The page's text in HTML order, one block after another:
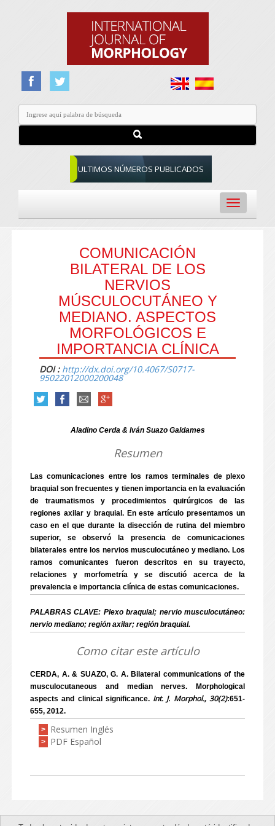
ULTIMOS NÚMEROS PUBLICADOS
Toggle
navigation
COMUNICACIÓN
BILATERAL DE LOS
NERVIOS
MÚSCULOCUTÁNEO Y
MEDIANO. ASPECTOS
MORFOLÓGICOS E
IMPORTANCIA CLÍNICA
DOI : http://dx.doi.org/10.4067/S0717-
95022012000200048
Aladino Cerda & Iván Suazo Galdames
Resumen
Las comunicaciones entre los ramos terminales de plexo
braquial son frecuentes y tienen importancia en la evaluación
de traumatismos y procedimientos quirúrgicos de las
regiones axilar y braquial. En este artículo presentamos un
caso en el que durante la disección de rutina del miembro
superior, se observó la presencia de comunicaciones
bilaterales entre los nervios musculocutáneo y mediano. Los
ramos comunicantes fueron descritos en su trayecto,
relaciones y morfometría y se discutió acerca de la
prevalencia e importancia clínica de estas comunicaciones.
PALABRAS CLAVE: Plexo braquial; nervio musculocutáneo:
nervio mediano; región axilar; región braquial.
Como citar este artículo
CERDA, A. & SUAZO, G. A. Bilateral communications of the
musculocutaneous and median nerves. Morphological
aspects and clinical significance. Int. J. Morphol., 30(2):651-
655, 2012.
> Resumen Inglés
> PDF Español